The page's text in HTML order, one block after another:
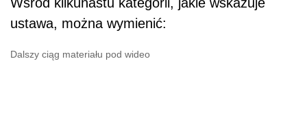
Wśród kilkunastu kategorii, jakie wskazuje
ustawa, można wymienić:
Dalszy ciąg materiału pod wideo